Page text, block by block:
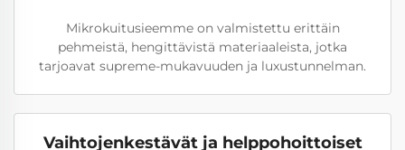
Mikrokuitusieemme on valmistettu erittäin
pehmeistä, hengittävistä materiaaleista, jotka
tarjoavat supreme-mukavuuden ja luxustunnelman.
Vaihtojenkestävät ja helppohoittoiset